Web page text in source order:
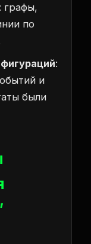
: графы,
по
:
и
были